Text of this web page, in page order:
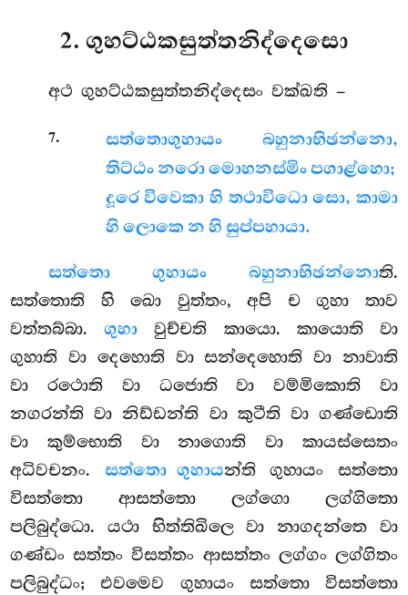
2. ගුහට්ඨකසුත්තනිද්දෙසො
අථගුහට්ඨකසුත්තනිද්දෙසං වක්ඛති –
7. සත්තොගුහායං බහුනාභිඡන්නො,
තිට්ඨං නරො මොහනස්මිං පගාළ්හො;
දූරෙ විවෙකා හි තථාවිධො සො, කාමා
හි ලොකෙ න හි සුප්පහායා.
සත්තො ගුහායං බහුනාභිඡන්නොති.
සත්තොති හි ඛො වුත්තං, අපි ච ගුහා තාව
වත්තබ්බා.ගුහා වුච්චති කායො. කායොති වා
ගුහාති වා දෙහොති වා සන්දෙහොති වා නාවාති
වා රථොති වා ධජොති වා වම්මිකොති වා
නගරන්ති වා නිඩ්ඩන්ති වා කුටීති වා ගණ්ඩොති
වා කුම්භොති වා නාගොති වා කායස්සෙතං
අධිවචනං. සත්තො ගුහායන්ති ගුහායං සත්තො
විසත්තො ආසත්තො ලග්ගො ලග්ගිතො
පලිබුද්ධො. යථා භිත්තිඛිලෙ වා නාගදන්තෙ වා
ගණ්ඩං සත්තං විසත්තං ආසත්තං ලග්ගං ලග්ගිතං
පලිබුද්ධං; එවමෙව ගුහායං සත්තො විසත්තො